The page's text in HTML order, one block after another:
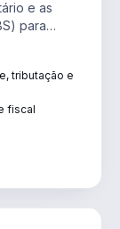
e as
para
tributação e
fiscal